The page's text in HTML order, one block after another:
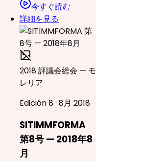
今すぐ読む
詳細を見る
2018 評議会総会 — モ
レリア
Edición 8 · 8月 2018
SITIMMFORMA
第8号 — 2018年8
月